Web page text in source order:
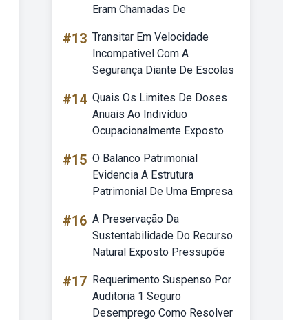
Eram Chamadas De
#13 Transitar Em Velocidade
Incompativel Com A
Segurança Diante De Escolas
#14 Quais Os Limites De Doses
Anuais Ao Indivíduo
Ocupacionalmente Exposto
#15 O Balanco Patrimonial
Evidencia A Estrutura
Patrimonial De Uma Empresa
#16 A Preservação Da
Sustentabilidade Do Recurso
Natural Exposto Pressupõe
#17 Requerimento Suspenso Por
Auditoria 1 Seguro
Desemprego Como Resolver